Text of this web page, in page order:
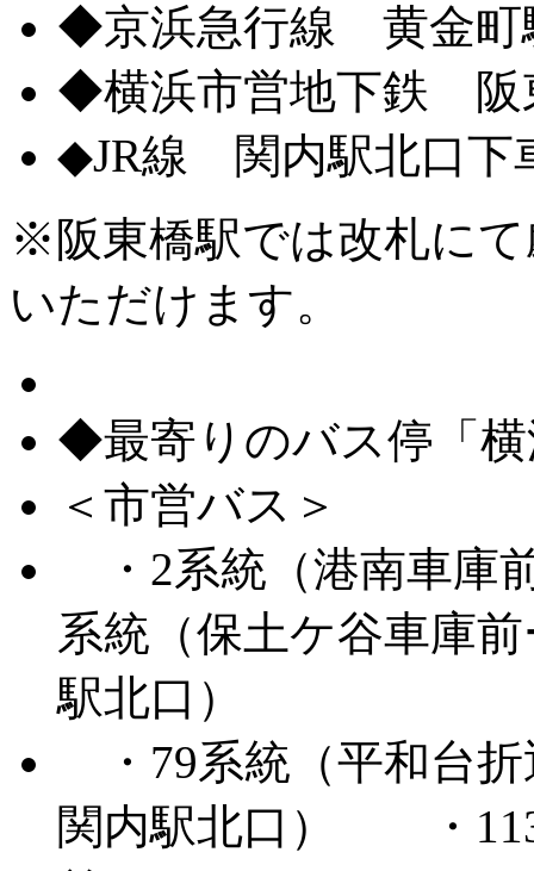
◆京浜急行線 黄金
◆横浜市営地下鉄 阪
◆JR線 関内駅北口
※阪東橋駅では改札に
いただけます。
◆最寄りのバス停「横
＜市営バス＞
・2系統（港南車庫
系統（保土ケ谷車庫
駅北口）
・79系統（平和台折
関内駅北口） ・113